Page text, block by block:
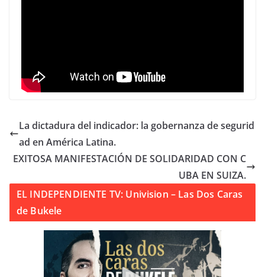
La dictadura del indicador: la gobernanza de segurid
ad en América Latina.
EXITOSA MANIFESTACIÓN DE SOLIDARIDAD CON C
UBA EN SUIZA.
EL INDEPENDIENTE TV: Univision – Las Dos Caras
de Bukele